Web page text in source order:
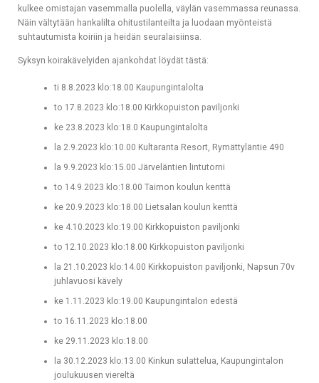
kulkee omistajan vasemmalla puolella, väylän vasemmassa reunassa.
Näin vältytään hankalilta ohitustilanteilta ja luodaan myönteistä
suhtautumista koiriin ja heidän seuralaisiinsa.
Syksyn koirakävelyiden ajankohdat löydät tästä:
ti 8.8.2023 klo:18.00 Kaupungintalolta
to 17.8.2023 klo:18.00 Kirkkopuiston paviljonki
ke 23.8.2023 klo:18.0 Kaupungintalolta
la 2.9.2023 klo:10.00 Kultaranta Resort, Rymättyläntie 490
la 9.9.2023 klo:15.00 Järveläntien lintutorni
to 14.9.2023 klo:18.00 Taimon koulun kenttä
ke 20.9.2023 klo:18.00 Lietsalan koulun kenttä
ke 4.10.2023 klo:19.00 Kirkkopuiston paviljonki
to 12.10.2023 klo:18.00 Kirkkopuiston paviljonki
la 21.10.2023 klo:14.00 Kirkkopuiston paviljonki, Napsun 70v
juhlavuosi kävely
ke 1.11.2023 klo:19.00 Kaupungintalon edestä
to 16.11.2023 klo:18.00
ke 29.11.2023 klo:18.00
la 30.12.2023 klo:13.00 Kinkun sulattelua, Kaupungintalon
joulukuusen viereltä